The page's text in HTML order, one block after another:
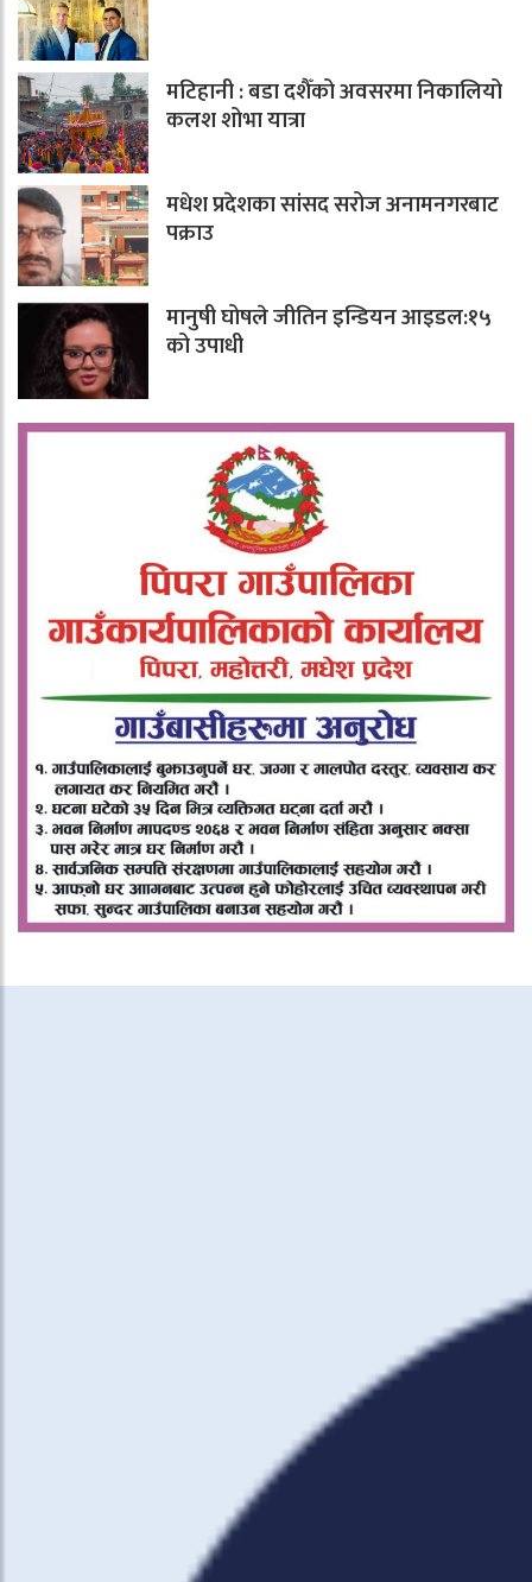
मटिहानी : बडा दशैँको अवसरमा निकालियो
कलश शोभा यात्रा
मधेश प्रदेशका सांसद सरोज अनामनगरबाट
पक्राउ
मानुषी घोषले जीतिन इन्डियन आइडल:१५
को उपाधी